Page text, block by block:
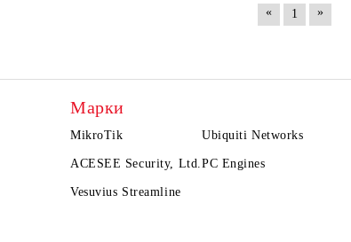
« 1 »
Марки
MikroTik Ubiquiti Networks
ACESEE Security, Ltd. PC Engines
Vesuvius Streamline